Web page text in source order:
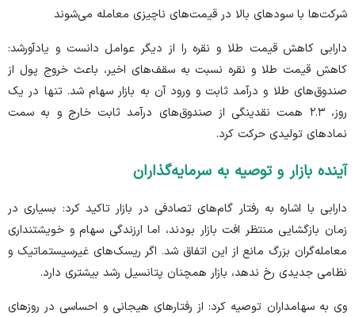
شرکت‌ها با سود‌های بالا در قیمت‌های ناچیزی معامله می‌شوند
دارابی کاهش قیمت طلا و نقره را از دیگر عوامل دانست و یادآورشد:
کاهش قیمت طلا و نقره نسبت به سقف‌های اخیر، باعث خروج پول از
صندوق‌های طلا و درآمد ثابت و ورود آن به بازار سهام شد. تنها در یک
روز، ۲.۳ همت نقدینگی از صندوق‌های درآمد ثابت خارج و به سمت
نماد‌های تولیدی حرکت کرد.
آینده بازار و توصیه به سرمایه‌گذاران
دارابی با اشاره به رفتار گام‌های تصادفی در بازار تاکید کرد: بسیاری در
زمان بازگشایی منتظر افت بازار بودند، اما ارزندگی سهام و خویشتنداری
معامله‌گران بزرگ مانع از این اتفاق شد. اگر ریسک‌های غیرسیستماتیک و
نظامی جدیدی رخ ندهد، بازار همچنان پتانسیل رشد بیشتری دارد.
وی به سهامداران توصیه کرد: از رفتار‌های هیجانی و احساسی در روز‌های